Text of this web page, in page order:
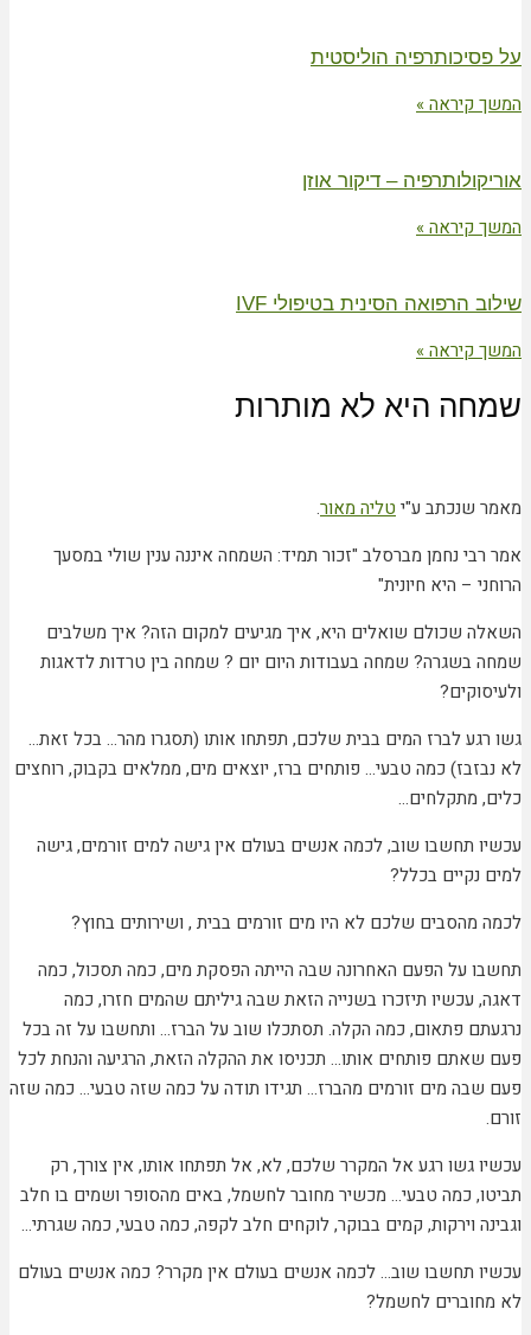
על פסיכותרפיה הוליסטית
המשך קיראה »
אוריקולותרפיה – דיקור אוזן
המשך קיראה »
שילוב הרפואה הסינית בטיפולי IVF
המשך קיראה »
שמחה היא לא מותרות
מאמר שנכתב ע"י טליה מאור.
אמר רבי נחמן מברסלב "זכור תמיד: השמחה איננה ענין שולי במסעך
הרוחני – היא חיונית"
השאלה שכולם שואלים היא, איך מגיעים למקום הזה? איך משלבים
שמחה בשגרה? שמחה בעבודות היום יום ? שמחה בין טרדות לדאגות
ולעיסוקים?
גשו רגע לברז המים בבית שלכם, תפתחו אותו (תסגרו מהר… בכל זאת…
לא נבזבז) כמה טבעי… פותחים ברז, יוצאים מים, ממלאים בקבוק, רוחצים
כלים, מתקלחים…
עכשיו תחשבו שוב, לכמה אנשים בעולם אין גישה למים זורמים, גישה
למים נקיים בכלל?
לכמה מהסבים שלכם לא היו מים זורמים בבית , ושירותים בחוץ?
תחשבו על הפעם האחרונה שבה הייתה הפסקת מים, כמה תסכול, כמה
דאגה, עכשיו תיזכרו בשנייה הזאת שבה גיליתם שהמים חזרו, כמה
נרגעתם פתאום, כמה הקלה. תסתכלו שוב על הברז… ותחשבו על זה בכל
פעם שאתם פותחים אותו… תכניסו את ההקלה הזאת, הרגיעה והנחת לכל
פעם שבה מים זורמים מהברז… תגידו תודה על כמה שזה טבעי… כמה שזה
זורם.
עכשיו גשו רגע אל המקרר שלכם, לא, אל תפתחו אותו, אין צורך, רק
תביטו, כמה טבעי… מכשיר מחובר לחשמל, באים מהסופר ושמים בו חלב
וגבינה וירקות, קמים בבוקר, לוקחים חלב לקפה, כמה טבעי, כמה שגרתי…
עכשיו תחשבו שוב… לכמה אנשים בעולם אין מקרר? כמה אנשים בעולם
לא מחוברים לחשמל?